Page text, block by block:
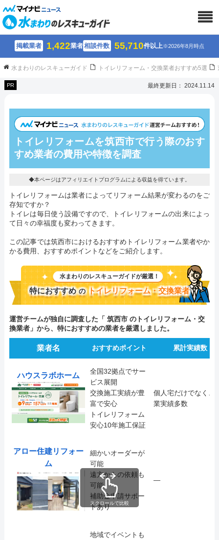
掲載業者 1,422業者相談件数 55,710件以上※2026年8月時点
水まわりのレスキューガイド トイレリフォーム・交換業者おすすめ5選
PR 最終更新日： 2024.11.14
トイレリフォームを筑西市で行う際のおす
すめ業者の費用や特徴を調査
◆本ページはアフィリエイトプログラムによる収益を得ています。
トイレリフォームは業者によってリフォーム結果が変わるのをご
存知ですか？
トイレは毎日使う設備ですので、トイレリフォームの出来によっ
て日々の幸福度も変わってきます。
この記事では筑西市におけるおすすめトイレリフォーム業者やか
かる費用、おすすめポイントなどをご紹介します。
水まわりのレスキューガイドが厳選！
特におすすめ の トイレリフォーム・交換業者
運営チームが独自に調査した「 筑西市 のトイレリフォーム・交
換業者」から、特におすすめの業者を厳選しました。
業者名 おすすめポイント 累計実績数
ハウスラボホーム
全国32拠点でサー
ビス展開
交換施工実績が豊
富で安心
トイレリフォーム
安心10年施工保証
個人宅だけでなく、
業実績多数
アロー住建リフォー
ム
細かいオーダーが
可能
遠方からの依頼も
可能
補助金申請サポー
トあり
―
地域でイベントも
スクロールで比較